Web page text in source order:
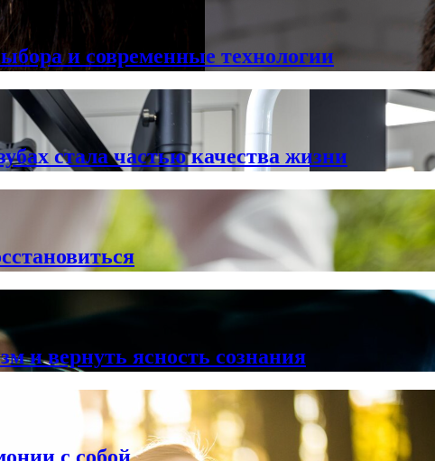
и современные технологии
стала частью качества жизни
и вернуть ясность сознания